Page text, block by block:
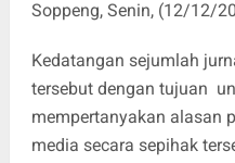
Soppeng, Senin, (12/12/
Kedatangan sejumlah
tersebut dengan tujuan
mempertanyakan alasan
media secara sepihak